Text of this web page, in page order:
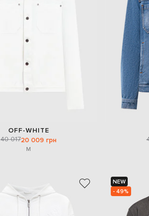
OFF-WHITE
40 01720 009 грн
M
NEW
- 49%